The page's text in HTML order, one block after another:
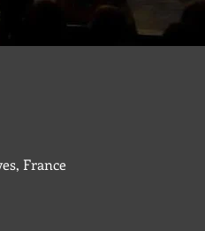
France